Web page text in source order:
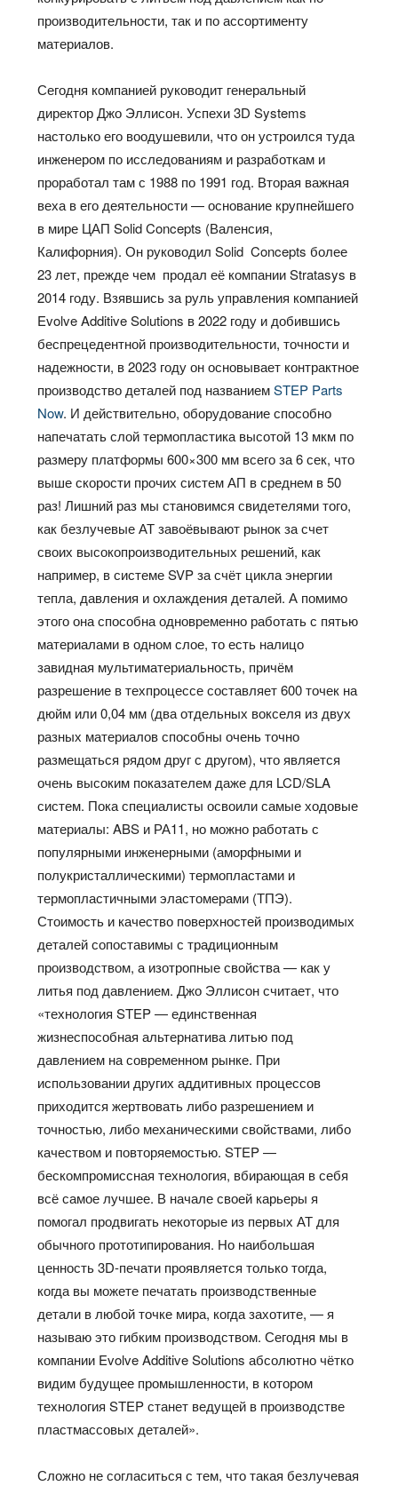
производительности, так и по ассортименту
материалов.
Сегодня компанией руководит генеральный
директор Джо Эллисон. Успехи 3D Systems
настолько его воодушевили, что он устроился туда
инженером по исследованиям и разработкам и
проработал там с 1988 по 1991 год. Вторая важная
веха в его деятельности — основание крупнейшего
в мире ЦАП Solid Concepts (Валенсия,
Калифорния). Он руководил Solid Concepts более
23 лет, прежде чем продал её компании Stratasys в
2014 году. Взявшись за руль управления компанией
Evolve Additive Solutions в 2022 году и добившись
беспрецедентной производительности, точности и
надежности, в 2023 году он основывает контрактное
производство деталей под названиемSTEP Parts
Now. И действительно, оборудование способно
напечатать слой термопластика высотой 13 мкм по
размеру платформы 600×300 мм всего за 6 сек, что
выше скорости прочих систем АП в среднем в 50
раз! Лишний раз мы становимся свидетелями того,
как безлучевые АТ завоёвывают рынок за счет
своих высокопроизводительных решений, как
например, в системе SVP за счёт цикла энергии
тепла, давления и охлаждения деталей. А помимо
этого она способна одновременно работать с пятью
материалами в одном слое, то есть налицо
завидная мультиматериальность, причём
разрешение в техпроцессе составляет 600 точек на
дюйм или 0,04 мм (два отдельных вокселя из двух
разных материалов способны очень точно
размещаться рядом друг с другом), что является
очень высоким показателем даже для LCD/SLA
систем. Пока специалисты освоили самые ходовые
материалы: ABS и РА11, но можно работать с
популярными инженерными (аморфными и
полукристаллическими) термопластами и
термопластичными эластомерами (ТПЭ).
Стоимость и качество поверхностей производимых
деталей сопоставимы с традиционным
производством, а изотропные свойства — как у
литья под давлением. Джо Эллисон считает, что
«технология STEP — единственная
жизнеспособная альтернатива литью под
давлением на современном рынке. При
использовании других аддитивных процессов
приходится жертвовать либо разрешением и
точностью, либо механическими свойствами, либо
качеством и повторяемостью. STEP —
бескомпромиссная технология, вбирающая в себя
всё самое лучшее. В начале своей карьеры я
помогал продвигать некоторые из первых АТ для
обычного прототипирования. Но наибольшая
ценность 3D-печати проявляется только тогда,
когда вы можете печатать производственные
детали в любой точке мира, когда захотите, — я
называю это гибким производством. Сегодня мы в
компании Evolve Additive Solutions абсолютно чётко
видим будущее промышленности, в котором
технология STEP станет ведущей в производстве
пластмассовых деталей».
Сложно не согласиться с тем, что такая безлучевая